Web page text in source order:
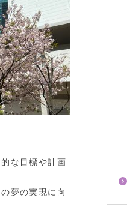
な目標や計画
夢の実現に向